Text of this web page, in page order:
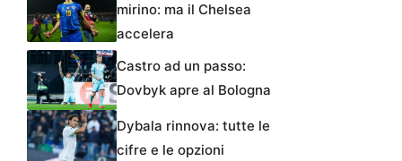
mirino: ma il Chelsea
accelera
Castro ad un passo:
Dovbyk apre al Bologna
Dybala rinnova: tutte le
cifre e le opzioni